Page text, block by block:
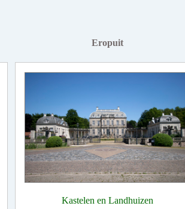
Eropuit
Kastelen en Landhuizen